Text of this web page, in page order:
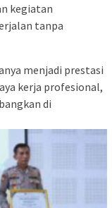
kegiatan
tanpa
menjadi prestasi
kerja profesional,
di